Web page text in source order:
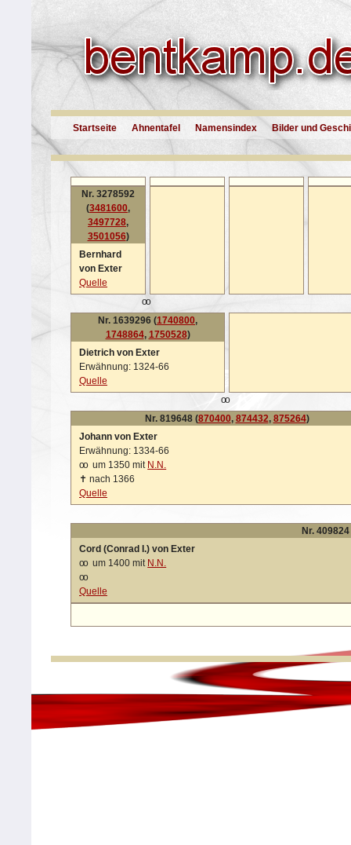
Startseite Ahnentafel Namensindex Bilder und
Nr. 3278592
(3481600,
3497728,
3501056)
Bernhard
von Exter
Quelle
oo
Nr. 1639296 (1740800,
1748864, 1750528)
Dietrich von Exter
Erwähnung: 1324-66
Quelle
oo
Nr. 819648 (870400, 874432, 875264)
Johann von Exter
Erwähnung: 1334-66
oo um 1350 mit N.N.
✝ nach 1366
Quelle
Nr. 409824
Cord (Conrad I.) von Exter
oo um 1400 mit N.N.
oo
Quelle